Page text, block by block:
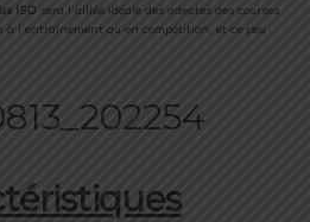
ISO sera l’alliée idéale des adeptes des courses
l’entraînement qu’en compétition, et ce peu